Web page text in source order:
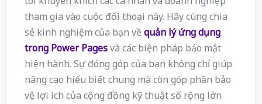
tham gia vào cuộc đối thoại này. Hãy cùng chia
sẻ kinh nghiệm của bạn vềquản lý ứng dụng
trong Power Pagesvà các biện pháp bảo mật
hiện hành. Sự đóng góp của bạn không chỉ giúp
nâng cao hiểu biết chung mà còn góp phần bảo
vệ lợi ích của cộng đồng kỹ thuật số rộng lớn